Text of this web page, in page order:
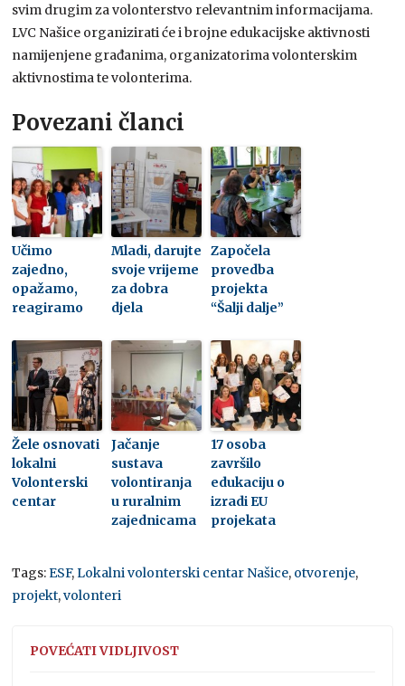
svim drugim za volonterstvo relevantnim informacijama.
LVC Našice organizirati će i brojne edukacijske aktivnosti
namijenjene građanima, organizatorima volonterskim
aktivnostima te volonterima.
Povezani članci
Učimo
zajedno,
opažamo,
reagiramo
Mladi, darujte
svoje vrijeme
za dobra
djela
Započela
provedba
projekta
“Šalji dalje”
Žele osnovati
lokalni
Volonterski
centar
Jačanje
sustava
volontiranja
u ruralnim
zajednicama
17 osoba
završilo
edukaciju o
izradi EU
projekata
Tags:ESF,Lokalni volonterski centar Našice, otvorenje,
projekt,volonteri
POVEĆATI VIDLJIVOST